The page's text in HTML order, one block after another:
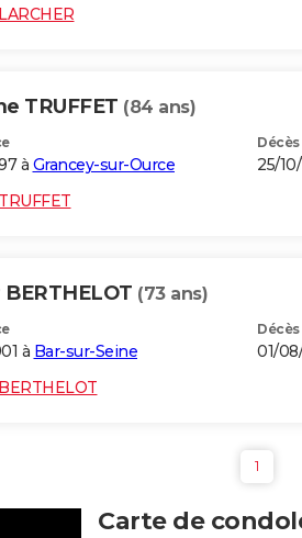
TRUFFET (84 ans)
à Grancey-sur-Ource
Décès
25/
(73 ans)
à Bar-sur-Seine
Décès
01/
1
Carte de